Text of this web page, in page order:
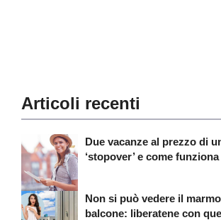
Articoli recenti
Due vacanze al prezzo di
‘stopover’ e come funziona
Non si può vedere il
balcone: liberatene con